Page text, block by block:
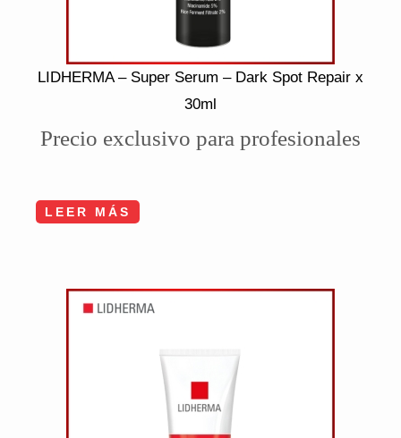
LIDHERMA – Super Serum – Dark Spot Repair x
30ml
Precio exclusivo para profesionales
LEER MÁS